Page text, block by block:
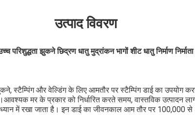
उत्पाद विवरण
परिशुद्धता झुकने छिद्रण धातु मुद्रांकन भागों शीट धातु निर्माण निर्माता
स्टैम्पिंग और वेल्डिंग के लिए आमतौर पर स्टैम्पिंग डाई का उपयोग
मर के प्रकार को निर्धारित करते समय, वास्तविक उत्पादन
में रखा जाता है। इन डाई का जीवनकाल आम तौर पर 100,000 से